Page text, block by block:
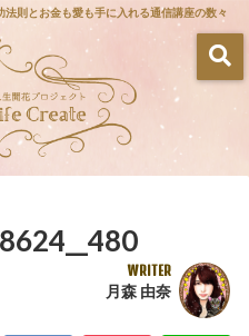
則とお金も愛も手に入れる通信講座の数々
WRITER
月森 由奈